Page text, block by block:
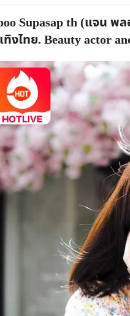
Supasap th (แจน
งไทย. Beauty actor